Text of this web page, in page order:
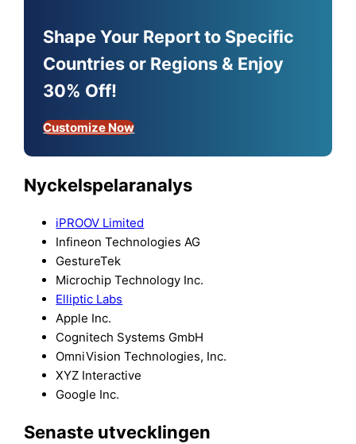
Shape Your Report to Specific
Countries or Regions & Enjoy
30% Off!
Customize Now
Nyckelspelaranalys
iPROOV Limited
Infineon Technologies AG
GestureTek
Microchip Technology Inc.
Elliptic Labs
Apple Inc.
Cognitech Systems GmbH
OmniVision Technologies, Inc.
XYZ Interactive
Google Inc.
Senaste utvecklingen